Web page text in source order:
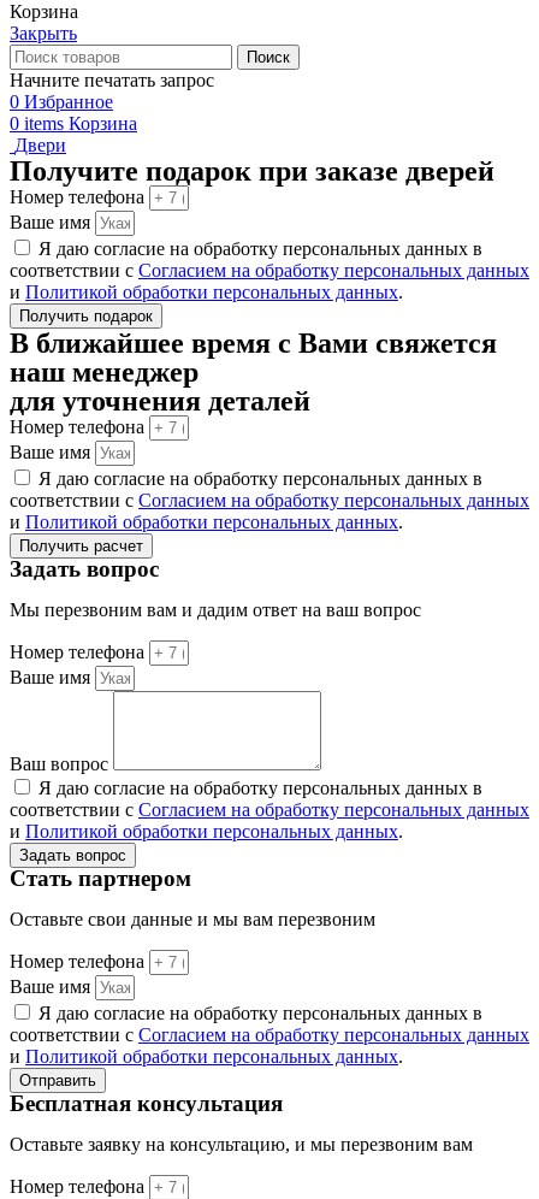
Корзина
Закрыть
Поиск
Начните печатать запрос
0 Избранное
0 items Корзина
Двери
Получите подарок при заказе дверей
Номер телефона
Ваше имя
Я даю согласие на обработку персональных данных в
соответствии с Согласием на обработку персональных данных
и Политикой обработки персональных данных.
Получить подарок
В ближайшее время с Вами свяжется
наш менеджер
для уточнения деталей
Номер телефона
Ваше имя
Я даю согласие на обработку персональных данных в
соответствии с Согласием на обработку персональных данных
и Политикой обработки персональных данных.
Получить расчет
Задать вопрос
Мы перезвоним вам и дадим ответ на ваш вопрос
Номер телефона
Ваше имя
Ваш вопрос
Я даю согласие на обработку персональных данных в
соответствии с Согласием на обработку персональных данных
и Политикой обработки персональных данных.
Задать вопрос
Стать партнером
Оставьте свои данные и мы вам перезвоним
Номер телефона
Ваше имя
Я даю согласие на обработку персональных данных в
соответствии с Согласием на обработку персональных данных
и Политикой обработки персональных данных.
Отправить
Бесплатная консультация
Оставьте заявку на консультацию, и мы перезвоним вам
Номер телефона